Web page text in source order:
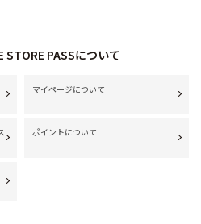
STORE PASSについて
マイページについて
ポイントについて